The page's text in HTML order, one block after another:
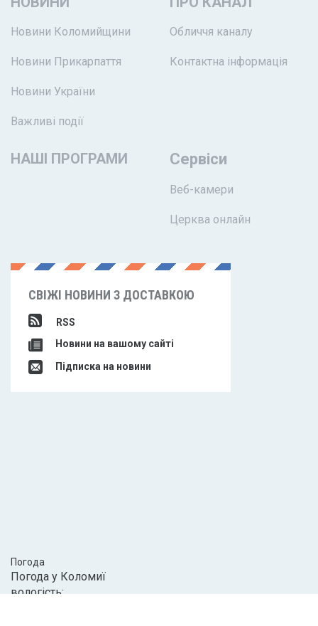
Новини Коломийщини
Новини Прикарпаття
Новини України
Важливі події
Обличчя каналу
Контактна інформація
НАШІ ПРОГРАМИ Сервіси
Веб-камери
Церква онлайн
СВІЖІ НОВИНИ З ДОСТАВКОЮ
RSS
Новини на вашому сайті
Підписка на новини
Погода
Погода у Коломиї
вологість: